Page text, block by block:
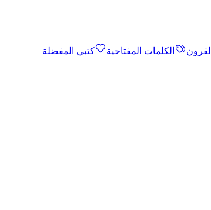
القرون الكلمات المفتاحية
كتبي المفضلة